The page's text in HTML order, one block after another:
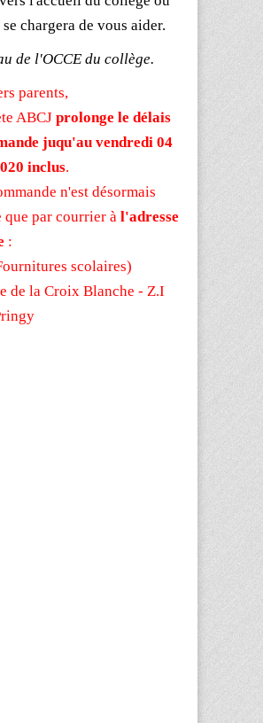
chargera de vous aider.
de l'OCCE du collège.
parents,
ABCJ prolonge le délais
juqu'au vendredi 04
inclus.
n'est désormais
que par courrier à l'adresse
:
scolaires)
de la Croix Blanche - Z.I